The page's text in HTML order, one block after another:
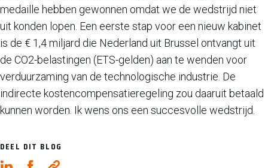
medaille hebben gewonnen omdat we de wedstrijd niet
uit konden lopen. Een eerste stap voor een nieuw kabinet
is de € 1,4 miljard die Nederland uit Brussel ontvangt uit
de CO2-belastingen (ETS-gelden) aan te wenden voor
verduurzaming van de technologische industrie. De
indirecte kostencompensatieregeling zou daaruit betaald
kunnen worden. Ik wens ons een succesvolle wedstrijd.
DEEL DIT BLOG